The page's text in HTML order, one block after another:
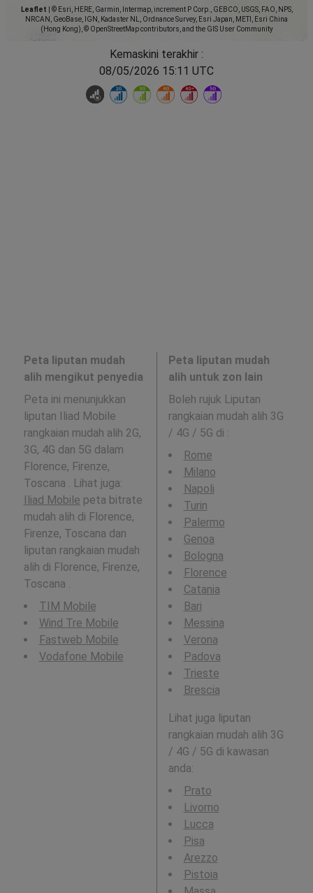
Leaflet
© Esri, HERE, Garmin, Intermap, increment P Corp., GEBCO, USGS, FAO, NPS,
NRCAN, GeoBase, IGN, Kadaster NL, Ordnance Survey, Esri Japan, METI, Esri China
(Hong Kong), © OpenStreetMap contributors, and the GIS User Community
Kemaskini terakhir :
08/05/2026 15:11 UTC
Peta liputan mudah
alih mengikut penyedia
Peta ini menunjukkan
liputan Iliad Mobile
rangkaian mudah alih 2G,
3G, 4G dan 5G dalam
Florence, Firenze,
Toscana . Lihat juga:
Iliad Mobile peta bitrate
mudah alih di Florence,
Firenze, Toscana dan
liputan rangkaian mudah
alih di Florence, Firenze,
Toscana .
TIM Mobile
Wind Tre Mobile
Fastweb Mobile
Vodafone Mobile
Peta liputan mudah
alih untuk zon lain
Boleh rujuk Liputan
rangkaian mudah alih 3G
/ 4G / 5G di :
Rome
Milano
Napoli
Turin
Palermo
Genoa
Bologna
Florence
Catania
Bari
Messina
Verona
Padova
Trieste
Brescia
Lihat juga liputan
rangkaian mudah alih 3G
/ 4G / 5G di kawasan
anda:
Prato
Livorno
Lucca
Pisa
Arezzo
Pistoia